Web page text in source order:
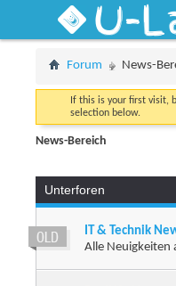
U-
Forum News-
If this is your first visit,
selection below.
News-Bereich
Unterforen
IT & Technik
Alle Neuigkeiten